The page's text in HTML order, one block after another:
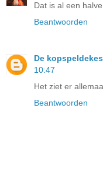
Dat is al een
Beantwoorden
De
10:47
Het ziet er
Beantwoorden